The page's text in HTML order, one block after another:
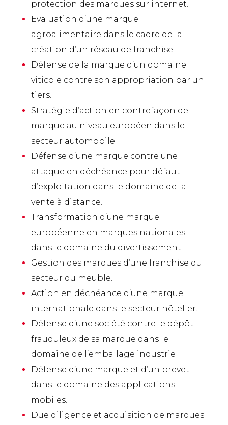
protection des marques sur internet.
Evaluation d’une marque
agroalimentaire dans le cadre de la
création d’un réseau de franchise.
Défense de la marque d’un domaine
viticole contre son appropriation par un
tiers.
Stratégie d’action en contrefaçon de
marque au niveau européen dans le
secteur automobile.
Défense d’une marque contre une
attaque en déchéance pour défaut
d’exploitation dans le domaine de la
vente à distance.
Transformation d’une marque
européenne en marques nationales
dans le domaine du divertissement.
Gestion des marques d’une franchise du
secteur du meuble.
Action en déchéance d’une marque
internationale dans le secteur hôtelier.
Défense d’une société contre le dépôt
frauduleux de sa marque dans le
domaine de l’emballage industriel.
Défense d’une marque et d’un brevet
dans le domaine des applications
mobiles.
Due diligence et acquisition de marques